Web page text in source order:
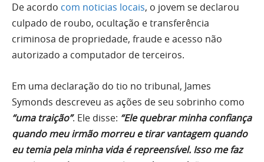
De acordo com noticias locais, o jovem se declarou
culpado de roubo, ocultação e transferência
criminosa de propriedade, fraude e acesso não
autorizado a computador de terceiros.
Em uma declaração do tio no tribunal, James
Symonds descreveu as ações de seu sobrinho como
“uma traição”. Ele disse: “Ele quebrar minha confiança
quando meu irmão morreu e tirar vantagem quando
eu temia pela minha vida é repreensível. Isso me faz